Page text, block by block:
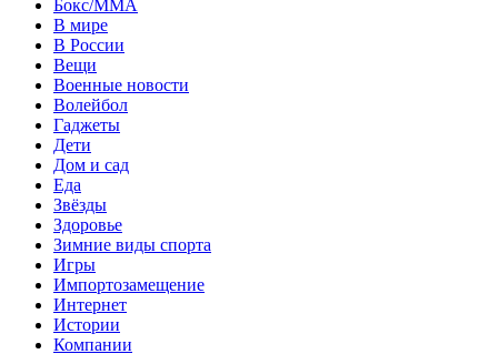
Бокс/MMA
В мире
В России
Вещи
Военные новости
Волейбол
Гаджеты
Дети
Дом и сад
Еда
Звёзды
Здоровье
Зимние виды спорта
Игры
Импортозамещение
Интернет
Истории
Компании